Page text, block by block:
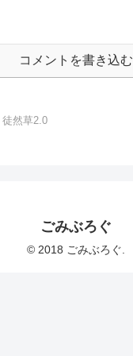
コメントを書き込む
徒然草2.0
ごみぶろぐ
© 2018 ごみぶろぐ.